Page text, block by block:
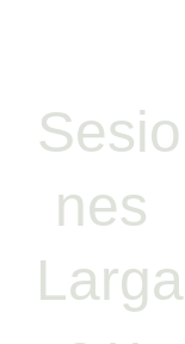
Sesio
nes
Larga